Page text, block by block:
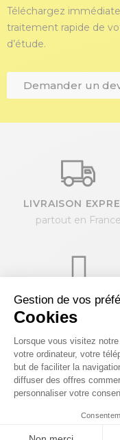
Téléchargez
traitement rapide de
d’étude.
Demander un
LIVRAISON
partout en France
PAIEMENT
par carte bancaire